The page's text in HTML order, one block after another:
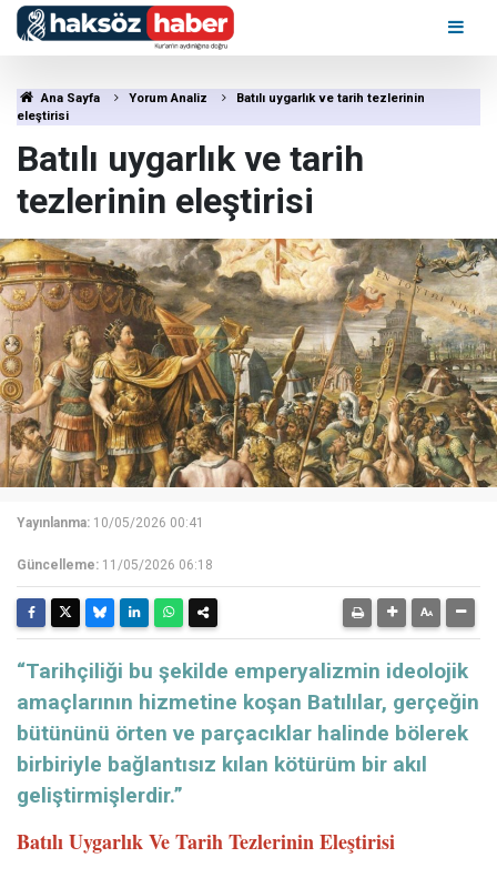
Ana Sayfa Yorum Analiz
Batılı uygarlık ve tarih tezlerinin
eleştirisi
Batılı uygarlık ve tarih
tezlerinin eleştirisi
Yayınlanma: 10/05/2026 00:41
Güncelleme: 11/05/2026 06:18
“Tarihçiliği bu şekilde emperyalizmin ideolojik
amaçlarının hizmetine koşan Batılılar, gerçeğin
bütününü örten ve parçacıklar halinde bölerek
birbiriyle bağlantısız kılan kötürüm bir akıl
geliştirmişlerdir.”
Batılı Uygarlık Ve Tarih Tezlerinin Eleştirisi